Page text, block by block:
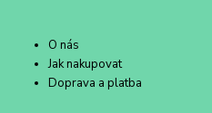
O nás
Jak nakupovat
Doprava a platba